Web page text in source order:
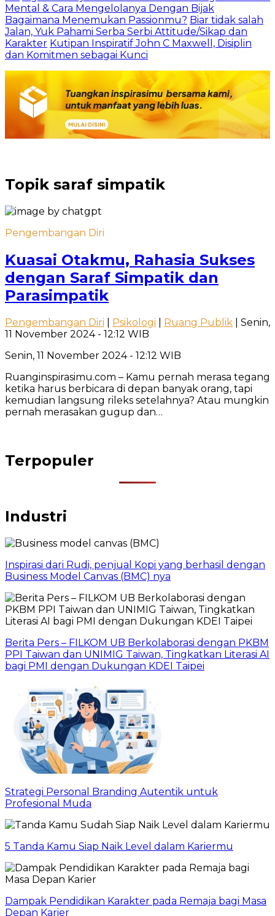
Mental & Cara Mengelolanya Dengan Bijak
Bagaimana Menemukan Passionmu? Biar tidak salah
Jalan, Yuk Pahami Serba Serbi Attitude/Sikap dan
Karakter Kutipan Inspiratif John C Maxwell, Disiplin
dan Komitmen sebagai Kunci
Topik saraf simpatik
Pengembangan Diri
Kuasai Otakmu, Rahasia Sukses
dengan Saraf Simpatik dan
Parasimpatik
Pengembangan Diri Psikologi Ruang Publik | Senin,
11 November 2024 - 12:12 WIB
Senin, 11 November 2024 - 12:12 WIB
Ruanginspirasimu.com – Kamu pernah merasa tegang
ketika harus berbicara di depan banyak orang, tapi
kemudian langsung rileks setelahnya? Atau mungkin
pernah merasakan gugup dan…
Terpopuler
Industri
Inspirasi dari Rudi, penjual Kopi yang berhasil dengan
Business Model Canvas (BMC) nya
Berita Pers – FILKOM UB Berkolaborasi dengan PKBM
PPI Taiwan dan UNIMIG Taiwan, Tingkatkan Literasi AI
bagi PMI dengan Dukungan KDEI Taipei
Strategi Personal Branding Autentik untuk
Profesional Muda
5 Tanda Kamu Siap Naik Level dalam Kariermu
Dampak Pendidikan Karakter pada Remaja bagi Masa
Depan Karier